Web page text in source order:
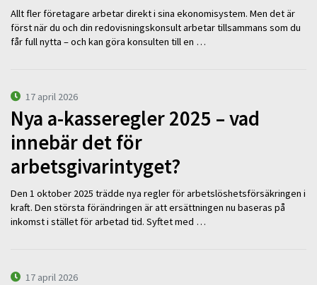
Allt fler företagare arbetar direkt i sina ekonomisystem. Men det är
först när du och din redovisningskonsult arbetar tillsammans som du
får full nytta – och kan göra konsulten till en …
17 april 2026
Nya a-kasseregler 2025 – vad
innebär det för
arbetsgivarintyget?
Den 1 oktober 2025 trädde nya regler för arbetslöshetsförsäkringen i
kraft. Den största förändringen är att ersättningen nu baseras på
inkomst i stället för arbetad tid. Syftet med …
17 april 2026